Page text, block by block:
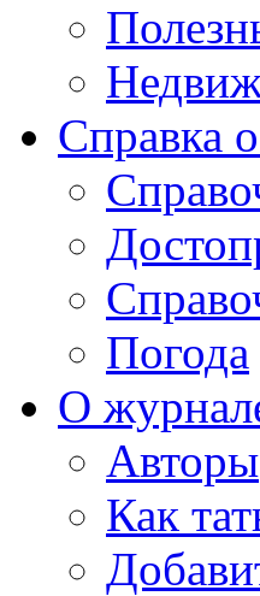
Справка
Погода
О
Авторы
Как